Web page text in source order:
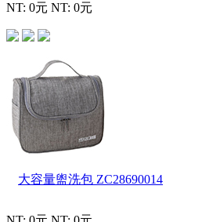
NT: 0元 NT: 0元
大容量盥洗包 ZC28690014